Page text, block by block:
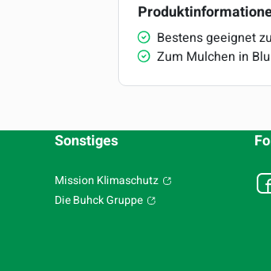
Bestens geeignet
Zum Mulchen in
Sonstiges
Mission Klimaschutz
Die Buhck Gruppe